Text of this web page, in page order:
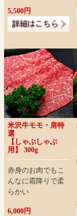
5,500円
米沢牛モモ・肩特
選
【しゃぶしゃぶ
用】 300g
赤身のお肉でもこ
んなに霜降りで柔
らかい
6,000円